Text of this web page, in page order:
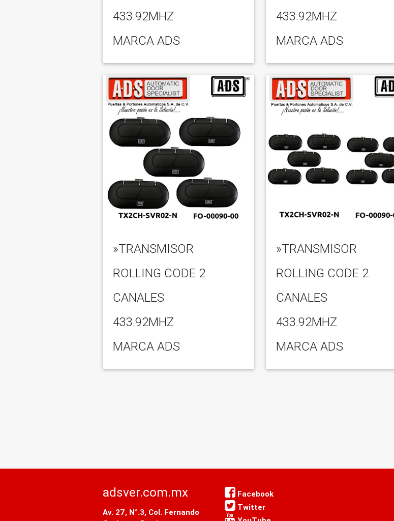
433.92MHZ
MARCA ADS
433.92MHZ
MARCA ADS
»TRANSMISOR
ROLLING CODE 2
CANALES
433.92MHZ
MARCA ADS
»TRANSMISOR
ROLLING CODE 2
CANALES
433.92MHZ
MARCA ADS
adsver.com.mx
Av. 27, N°.3, Col. Fernando
Facebook
Twitter